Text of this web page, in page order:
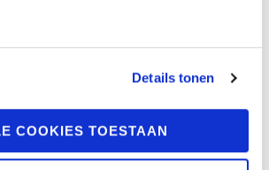
Details tonen
COOKIES TOESTAAN